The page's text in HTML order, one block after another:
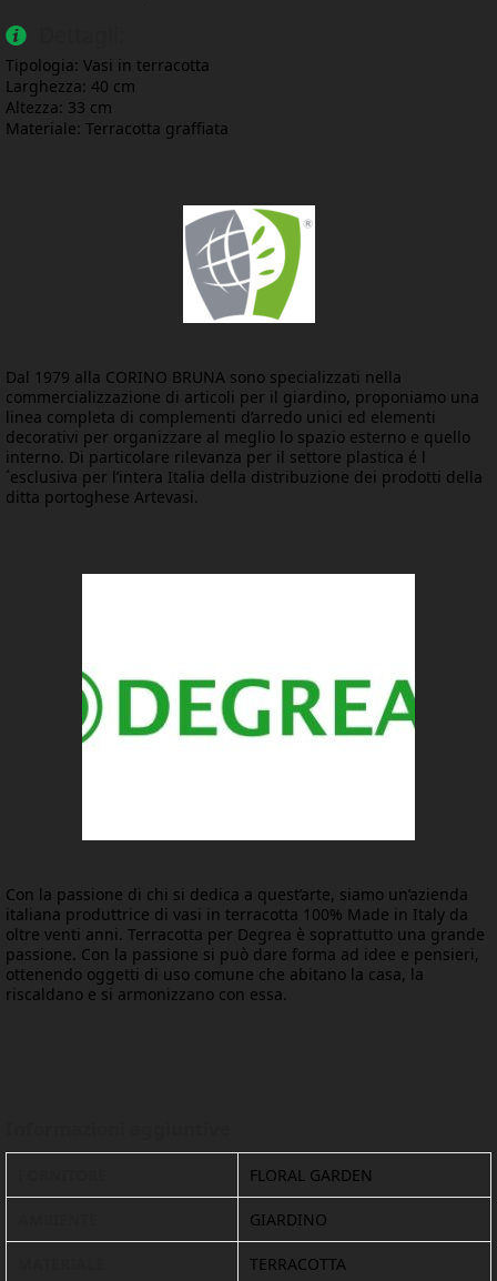
Tipologia: Vasi in terracotta
Larghezza: 40 cm
Altezza: 33 cm
Materiale: Terracotta graffiata
Dal 1979 alla CORINO BRUNA sono specializzati nella
commercializzazione di articoli per il giardino, proponiamo una
linea completa di complementi d’arredo unici ed elementi
decorativi per organizzare al meglio lo spazio esterno e quello
interno. Di particolare rilevanza per il settore plastica é l
´esclusiva per l’intera Italia della distribuzione dei prodotti della
ditta portoghese Artevasi.
Con la passione di chi si dedica a quest’arte, siamo un’azienda
italiana produttrice di vasi in terracotta 100% Made in Italy da
oltre venti anni. Terracotta per Degrea è soprattutto una grande
passione. Con la passione si può dare forma ad idee e pensieri,
ottenendo oggetti di uso comune che abitano la casa, la
riscaldano e si armonizzano con essa.
FLORAL GARDEN
GIARDINO
TERRACOTTA